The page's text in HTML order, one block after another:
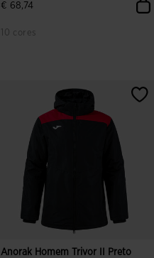
€ 68,74
10 cores
Anorak Homem Trivor II Preto